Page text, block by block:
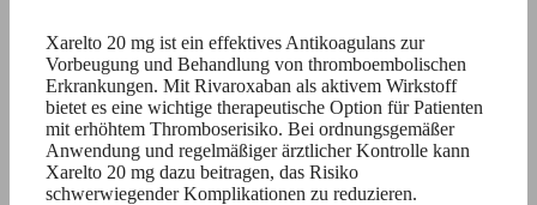
Xarelto 20 mg ist ein effektives Antikoagulans zur
Vorbeugung und Behandlung von thromboembolischen
Erkrankungen. Mit Rivaroxaban als aktivem Wirkstoff
bietet es eine wichtige therapeutische Option für Patienten
mit erhöhtem Thromboserisiko. Bei ordnungsgemäßer
Anwendung und regelmäßiger ärztlicher Kontrolle kann
Xarelto 20 mg dazu beitragen, das Risiko
schwerwiegender Komplikationen zu reduzieren.